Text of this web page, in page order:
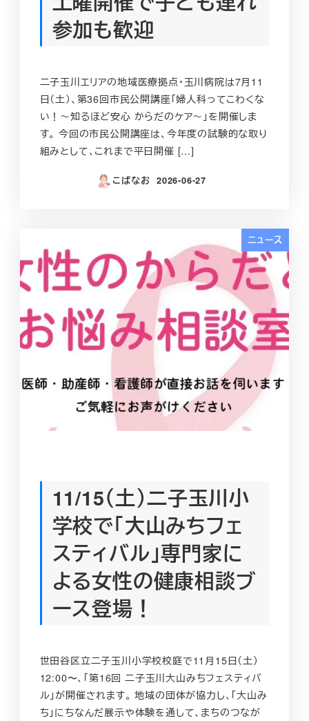
参加も歓迎
二子玉川エリアの地域医療拠点・玉川病院は7月11
日（土）、第36回市民公開講座「婦人科ってこわくな
い！～知るほど安心 からだのケア～」を開催しま
す。 今回の市民公開講座は、今年度の試験的な取り
組みとして、これまで平日開催 […]
こばなお
投稿日
2026-06-27
ニュース
11/15（土）二子玉川小
学校で「大山みちフェ
スティバル」専門家に
よる女性の健康相談ブ
ース登場！
世田谷区立二子玉川小学校校庭で11月15日（土）
12:00〜、「第16回 二子玉川大山みちフェスティバ
ル」が開催されます。 地域の団体が協力し、「大山み
ち」にちなんだ展示や体験を通して、まちのつなが